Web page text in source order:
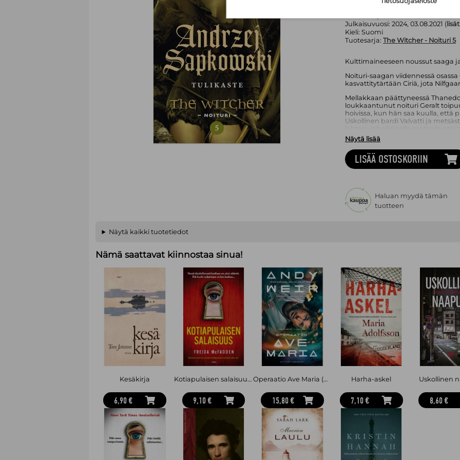
Julkaisuvuosi: 2024, 03.08.2021 (
Kieli: Suomi
Tuotesarja: The Witcher - Noituri 5
Kulttimaineeseen noussut saaga
Noituri-saagan viidennessä
kasvattitytärtään Ciriä, jota
Mellakkaan päättyneessä
loukkaantunut noituri Geralt
hoivissa, kun hän saa kuulla, että
Uskollinen bardi Valvatti ja
perillistä vihollisen valtakunnasta.
arvoituksellinen Musta ratsastaja,
Mutta missä on Ciri?
Puolalaisen Andrzej Sapkowskin
Huntjulkaistiin 2015.
Näytä lisää
LISÄÄ OSTOSKORIIN
Haluan myydä tämän
tuotteen
Näytä kaikki tuotetiedot
Nämä saattavat kiinnostaa sinua!
Kesäkirja
6,90 €
Kotiapulaisen salaisuus (pokkari)
9,10 €
Operaatio Ave Maria (pokkari)
15,80 €
Harha-askel
7,10 €
Uskollinen
8,60 €